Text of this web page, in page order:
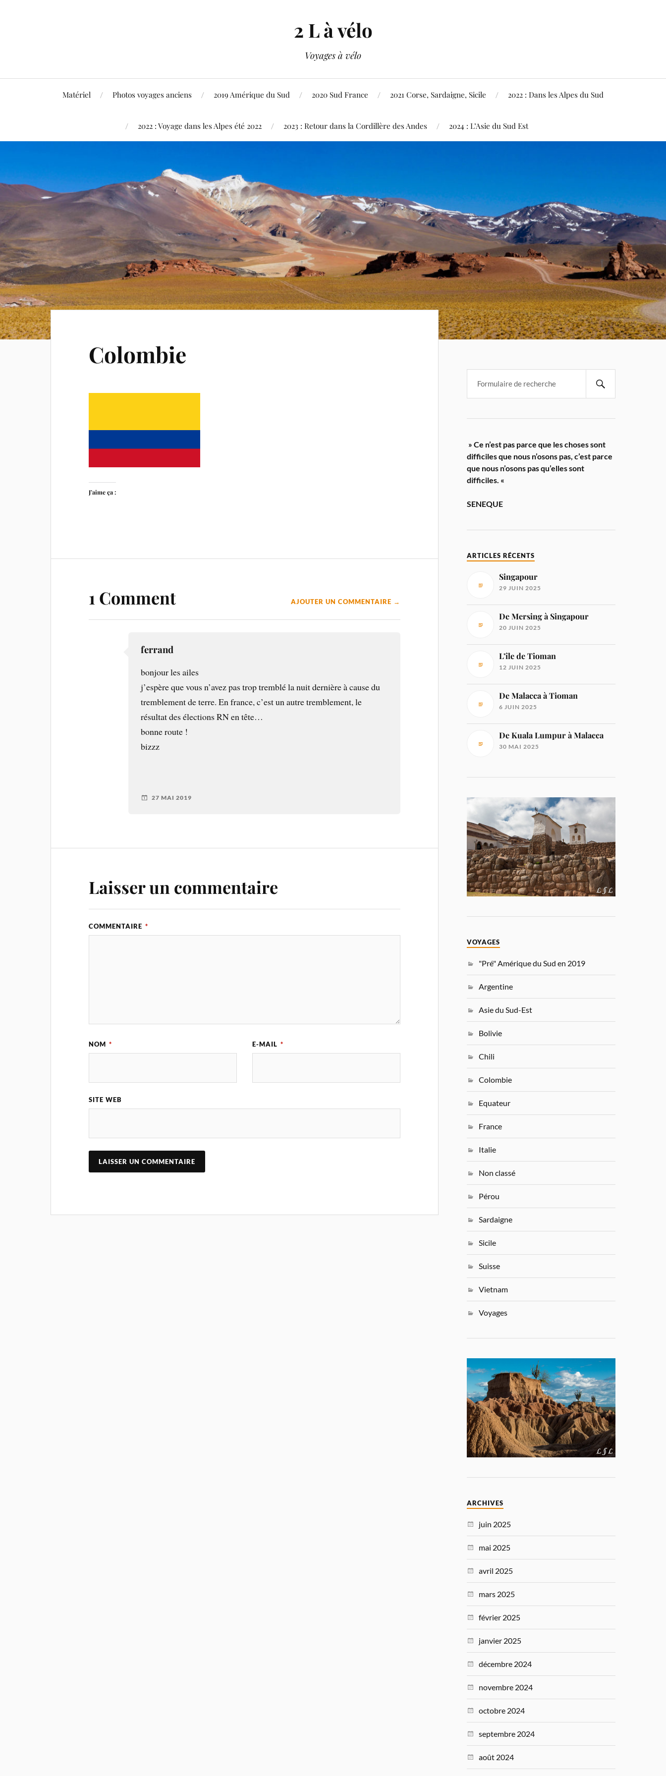
2 L à vélo
Voyages à vélo
Matériel Photos voyages anciens 2019 Amérique du Sud 2020 Sud France 2021 Corse, Sardaigne, Sicile 2022 : Dans les Alpes du Sud
2022 : Voyage dans les Alpes été 2022 2023 : Retour dans la Cordillère des Andes 2024 : L’Asie du Sud Est
Colombie
J’aime ça :
1 Comment AJOUTER UN COMMENTAIRE →
ferrand
bonjour les ailes
j’espère que vous n’avez pas trop tremblé la nuit dernière à cause du
tremblement de terre. En france, c’est un autre tremblement, le
résultat des élections RN en tête…
bonne route !
bizzz
27 MAI 2019
Laisser un commentaire
COMMENTAIRE *
NOM * E-MAIL *
SITE WEB
» Ce n’est pas parce que les choses sont
difficiles que nous n’osons pas, c’est parce
que nous n’osons pas qu’elles sont
difficiles. «
SENEQUE
ARTICLES RÉCENTS
Singapour
29 JUIN 2025
De Mersing à Singapour
20 JUIN 2025
L’île de Tioman
12 JUIN 2025
De Malacca à Tioman
6 JUIN 2025
De Kuala Lumpur à Malacca
30 MAI 2025
VOYAGES
"Pré" Amérique du Sud en 2019
Argentine
Asie du Sud-Est
Bolivie
Chili
Colombie
Equateur
France
Italie
Non classé
Pérou
Sardaigne
Sicile
Suisse
Vietnam
Voyages
ARCHIVES
juin 2025
mai 2025
avril 2025
mars 2025
février 2025
janvier 2025
décembre 2024
novembre 2024
octobre 2024
septembre 2024
août 2024